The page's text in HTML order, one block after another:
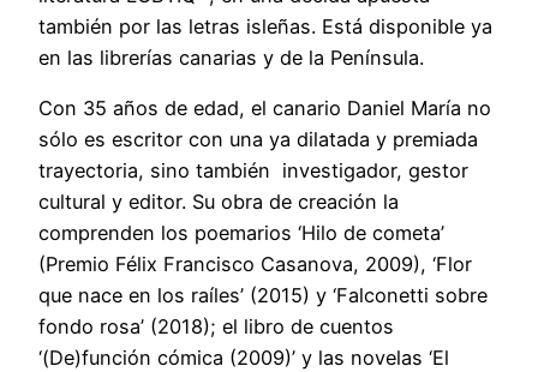
también por las letras isleñas. Está disponible ya
en las librerías canarias y de la Península.
Con 35 años de edad, el canario Daniel María no
sólo es escritor con una ya dilatada y premiada
trayectoria, sino también investigador, gestor
cultural y editor. Su obra de creación la
comprenden los poemarios ‘Hilo de cometa’
(Premio Félix Francisco Casanova, 2009), ‘Flor
que nace en los raíles’ (2015) y ‘Falconetti sobre
fondo rosa’ (2018); el libro de cuentos
‘(De)función cómica (2009)’ y las novelas ‘El